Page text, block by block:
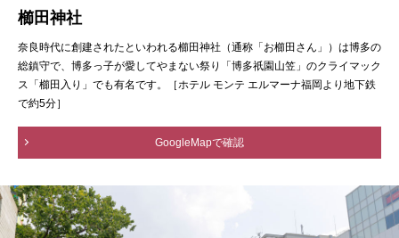
櫛田神社
奈良時代に創建されたといわれる櫛田神社（通称「お櫛田さん」）は博多の
総鎮守で、博多っ子が愛してやまない祭り「博多祇園山笠」のクライマック
ス「櫛田入り」でも有名です。［ホテル モンテ エルマーナ福岡より地下鉄
で約5分］
GoogleMapで確認